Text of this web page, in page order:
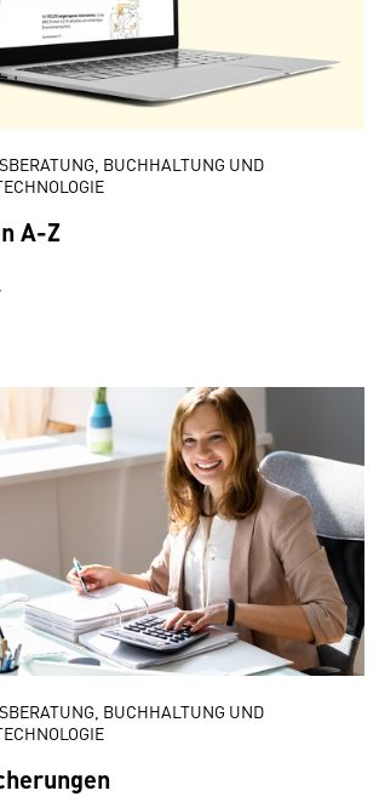
BUCHHALTUNG UND
A-Z
BUCHHALTUNG UND